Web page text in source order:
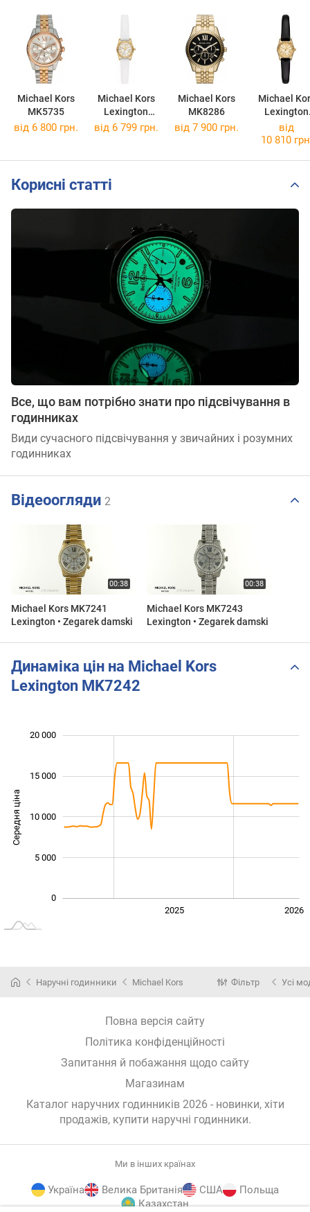
Michael Kors
MK5735
Michael Kors
Lexington
MK4900
Michael Kors
MK8286
Michael
Lexington
MK4901
від 6 800 грн. від 6 799 грн. від 7 900 грн.
від
10 810
Корисні статті
Все, що вам потрібно знати про підсвічування в
годинниках
Види сучасного підсвічування у звичайних і розумних
годинниках
Відеоогляди 2
Michael Kors MK7241
Lexington • Zegarek damski
Michael Kors MK7243
Lexington • Zegarek damski
Динаміка цін на Michael Kors
Lexington MK7242
Середня ціна 10 000
0
10 000
20 000
15 000
5 000
2025 2026
Наручні годинники Michael Kors Фільтр Усі
Повна версія сайту
Політика конфіденційності
Запитання й побажання щодо сайту
Магазинам
Каталог наручних годинників 2026 - новинки, хіти
продажів, купити наручні годинники.
Ми в інших країнах
Україна Велика Британія США
Польща
Казахстан